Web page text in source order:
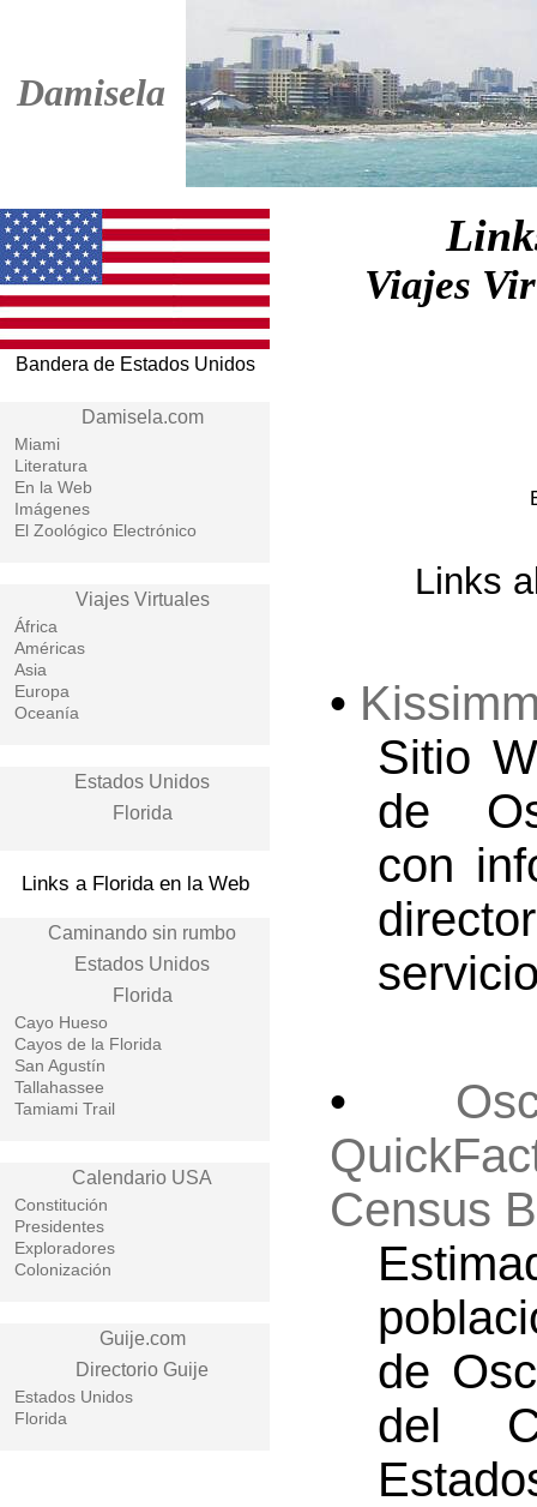
Damisela
Bandera de Estados Unidos
Damisela.com
Miami
Literatura
En la Web
Imágenes
El Zoológico Electrónico
Viajes Virtuales
África
Américas
Asia
Europa
Oceanía
Estados Unidos
Florida
Links a Florida en la Web
Caminando sin rumbo
Estados Unidos
Florida
Cayo Hueso
Cayos de la Florida
San Agustín
Tallahassee
Tamiami Trail
Calendario USA
Constitución
Presidentes
Exploradores
Colonización
Guije.com
Directorio Guije
Estados Unidos
Florida
Viajes
Links
•
Sitio
de
con
•
Census
de
del